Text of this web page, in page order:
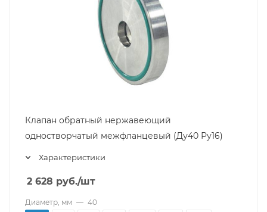
Клапан обратный нержавеющий
одностворчатый межфланцевый (Ду40 Ру16)
Характеристики
2 628 руб./шт
Диаметр, мм — 40